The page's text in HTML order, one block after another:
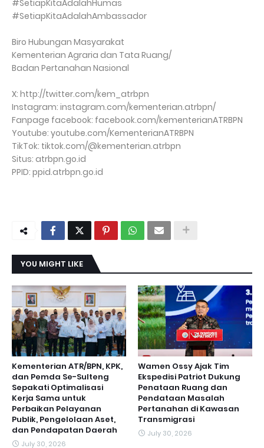
#SetiapKitaAdalahHumas
#SetiapKitaAdalahAmbassador
Biro Hubungan Masyarakat
Kementerian Agraria dan Tata Ruang/
Badan Pertanahan Nasional
X: http://twitter.com/kem_atrbpn
Instagram: instagram.com/kementerian.atrbpn/
Fanpage facebook: facebook.com/kementerianATRBPN
Youtube: youtube.com/KementerianATRBPN
TikTok: tiktok.com/@kementerian.atrbpn
Situs: atrbpn.go.id
PPID: ppid.atrbpn.go.id
YOU MIGHT LIKE
Kementerian ATR/BPN, KPK,
dan Pemda Se-Sulteng
Sepakati Optimalisasi
Kerja Sama untuk
Perbaikan Pelayanan
Publik, Pengelolaan Aset,
dan Pendapatan Daerah
July 30, 2026
Wamen Ossy Ajak Tim
Ekspedisi Patriot Dukung
Penataan Ruang dan
Pendataan Masalah
Pertanahan di Kawasan
Transmigrasi
July 30, 2026